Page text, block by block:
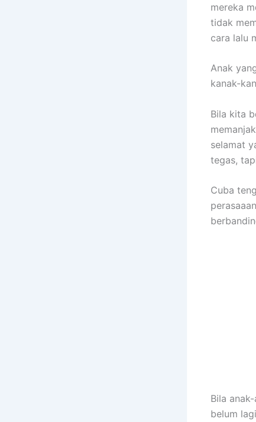
mereka
tidak
cara lalu
Anak
kanak-
Bila kita
selamat
tegas,
Cuba
Bila
belum